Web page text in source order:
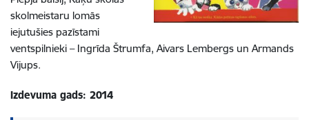
skolmeistaru lomās
iejutušies pazīstami
ventspilnieki – Ingrīda Štrumfa, Aivars Lembergs un Armands
Vijups.
Izdevuma gads: 2014